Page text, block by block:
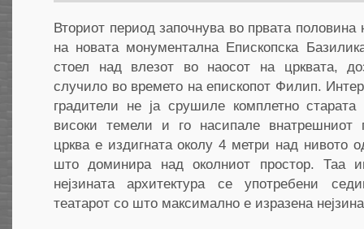
Вториот период започнува во првата половина
на новата монументална Епископска
стоел над влезот во наосот на црквата,
случило во времето на епископот Филип.
градители не ја срушиле комплетно старата
високи темели и го насипале внатрешниот
црква е издигната околу 4 метри над нивото
што доминира над околниот простор. Таа
нејзината архитектура се употребени
театарот со што максимално е изразена